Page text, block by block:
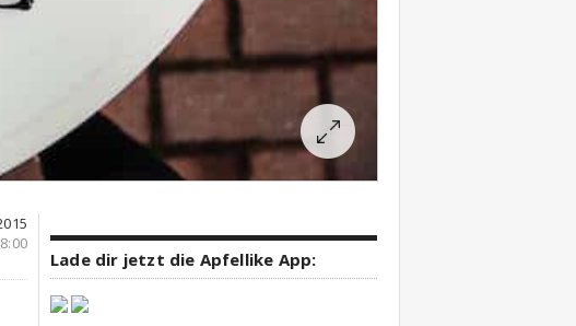
Lade dir jetzt die Apfellike App: